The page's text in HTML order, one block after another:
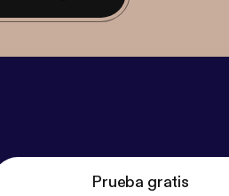
Prueba gratis